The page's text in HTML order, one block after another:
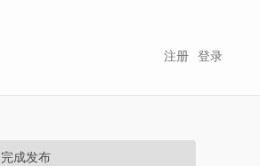
登录
注册
完成发布